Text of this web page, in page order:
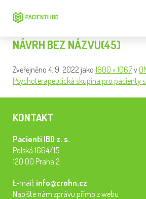
NÁVRH BEZ NÁZVU(45)
Zveřejněno 4. 9. 2022 jako 1600 × 1067v
Psychoterapeutická skupina pro pacienty
KONTAKT
Pacienti IBD z. s.
Polská 1664/15
120 00 Praha 2
E-mail: info@crohn.cz
Napište nám zprávu přímo z webu